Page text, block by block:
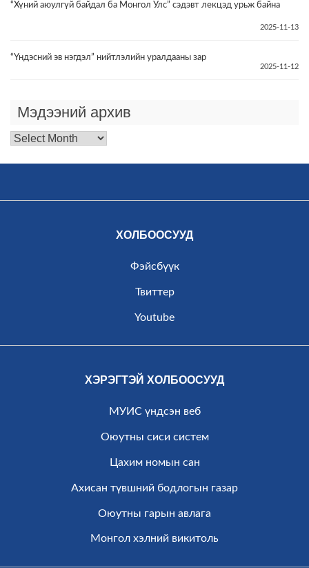
“Хүний аюулгүй байдал ба Монгол Улс” сэдэвт лекцэд урьж байна
2025-11-13
“Үндэсний эв нэгдэл” нийтлэлийн уралдааны зар
2025-11-12
Мэдээний архив
Мэдээний
ХОЛБООСУУД
Фэйсбүүк
Твиттер
Youtube
ХЭРЭГТЭЙ ХОЛБООСУУД
МУИС үндсэн веб
Оюутны сиси систем
Цахим номын сан
Ахисан түвшний бодлогын газар
Оюутны гарын авлага
Монгол хэлний викитоль